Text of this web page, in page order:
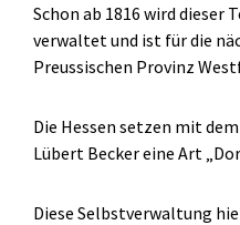
Schon ab 1816 wird dieser
verwaltet und ist für die
Preussischen Provinz
Die Hessen setzen mit
Lübert Becker eine Art
Diese Selbstverwaltung